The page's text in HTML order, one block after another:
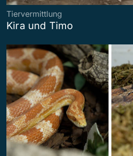
Tiervermittlung
Kira und Timo